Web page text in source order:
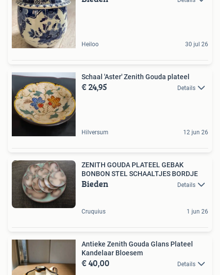
Heiloo 30 jul 26
Schaal 'Aster' Zenith Gouda plateel
€ 24,95 Details
Hilversum 12 jun 26
ZENITH GOUDA PLATEEL GEBAK
BONBON STEL SCHAALTJES BORDJE
Bieden Details
Cruquius 1 jun 26
Antieke Zenith Gouda Glans Plateel
Kandelaar Bloesem
€ 40,00 Details